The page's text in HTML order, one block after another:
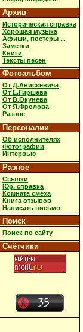
Архив
Историческая справка
Хорошая музыка
Афиши, постеры ...
Заметки
Книги
Тексты песен
Фотоальбом
От Д.Анискевича
От Е.Гиршева
От В.Окунева
От Я.Фролова
Разное
Персоналии
Об исполнителях
Фотографии
Интервью
Разное
Ссылки
Юр. справка
Комната смеха
Книга отзывов
Написать письмо
Поиск
Поиск по сайту
Счётчики